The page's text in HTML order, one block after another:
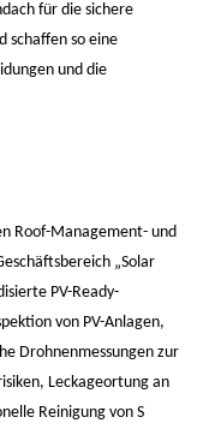
für die sichere
schaffen so eine
und die
Roof-Management- und
„Solar
PV-Ready-
von PV-Anlagen,
Drohnenmessungen zur
Leckageortung an
Reinigung von S